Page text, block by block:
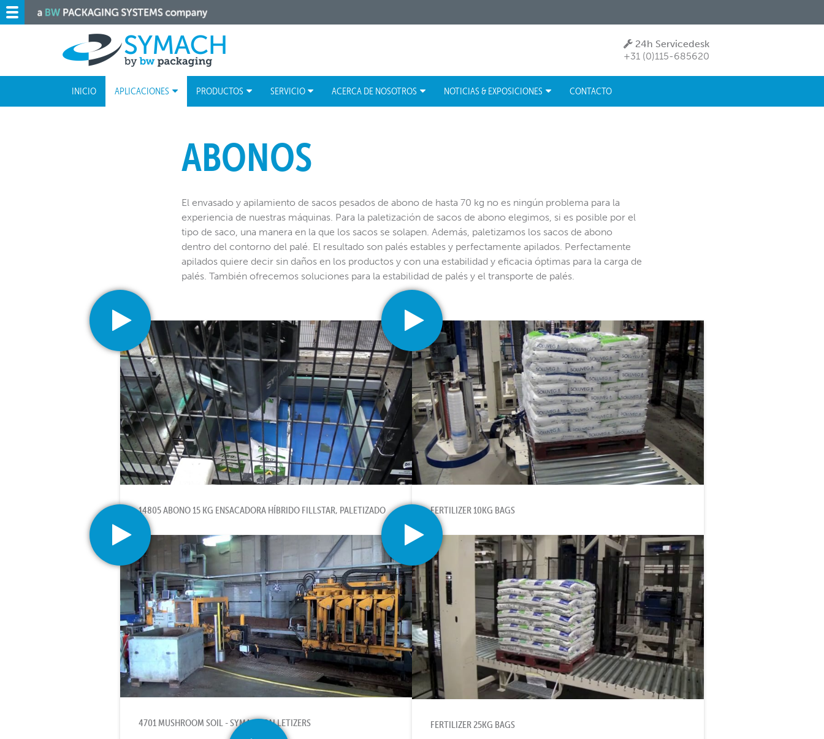
24h Servicedesk
+31 (0)115-685620
INICIO APLICACIONES PRODUCTOS SERVICIO ACERCA DE NOSOTROS NOTICIAS & EXPOSICIONES CONTACTO
ABONOS
El envasado y apilamiento de sacos pesados de abono de hasta 70 kg no es ningún problema para la
experiencia de nuestras máquinas. Para la paletización de sacos de abono elegimos, si es posible por el
tipo de saco, una manera en la que los sacos se solapen. Además, paletizamos los sacos de abono
dentro del contorno del palé. El resultado son palés estables y perfectamente apilados. Perfectamente
apilados quiere decir sin daños en los productos y con una estabilidad y eficacia óptimas para la carga de
palés. También ofrecemos soluciones para la estabilidad de palés y el transporte de palés.
14805 ABONO 15 KG ENSACADORA HÍBRIDO FILLSTAR, PALETIZADO FERTILIZER 10KG BAGS
4701 MUSHROOM SOIL - SYMACH PALLETIZERS FERTILIZER 25KG BAGS